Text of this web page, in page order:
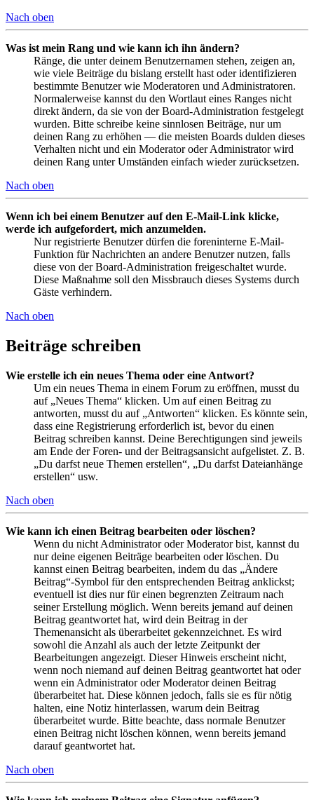
Nach oben
Was ist mein Rang und wie kann ich ihn ändern?
Ränge, die unter deinem Benutzernamen stehen, zeigen an,
wie viele Beiträge du bislang erstellt hast oder identifizieren
bestimmte Benutzer wie Moderatoren und Administratoren.
Normalerweise kannst du den Wortlaut eines Ranges nicht
direkt ändern, da sie von der Board-Administration festgelegt
wurden. Bitte schreibe keine sinnlosen Beiträge, nur um
deinen Rang zu erhöhen — die meisten Boards dulden dieses
Verhalten nicht und ein Moderator oder Administrator wird
deinen Rang unter Umständen einfach wieder zurücksetzen.
Nach oben
Wenn ich bei einem Benutzer auf den E-Mail-Link klicke,
werde ich aufgefordert, mich anzumelden.
Nur registrierte Benutzer dürfen die foreninterne E-Mail-
Funktion für Nachrichten an andere Benutzer nutzen, falls
diese von der Board-Administration freigeschaltet wurde.
Diese Maßnahme soll den Missbrauch dieses Systems durch
Gäste verhindern.
Nach oben
Beiträge schreiben
Wie erstelle ich ein neues Thema oder eine Antwort?
Um ein neues Thema in einem Forum zu eröffnen, musst du
auf „Neues Thema“ klicken. Um auf einen Beitrag zu
antworten, musst du auf „Antworten“ klicken. Es könnte sein,
dass eine Registrierung erforderlich ist, bevor du einen
Beitrag schreiben kannst. Deine Berechtigungen sind jeweils
am Ende der Foren- und der Beitragsansicht aufgelistet. Z. B.
„Du darfst neue Themen erstellen“, „Du darfst Dateianhänge
erstellen“ usw.
Nach oben
Wie kann ich einen Beitrag bearbeiten oder löschen?
Wenn du nicht Administrator oder Moderator bist, kannst du
nur deine eigenen Beiträge bearbeiten oder löschen. Du
kannst einen Beitrag bearbeiten, indem du das „Ändere
Beitrag“-Symbol für den entsprechenden Beitrag anklickst;
eventuell ist dies nur für einen begrenzten Zeitraum nach
seiner Erstellung möglich. Wenn bereits jemand auf deinen
Beitrag geantwortet hat, wird dein Beitrag in der
Themenansicht als überarbeitet gekennzeichnet. Es wird
sowohl die Anzahl als auch der letzte Zeitpunkt der
Bearbeitungen angezeigt. Dieser Hinweis erscheint nicht,
wenn noch niemand auf deinen Beitrag geantwortet hat oder
wenn ein Administrator oder Moderator deinen Beitrag
überarbeitet hat. Diese können jedoch, falls sie es für nötig
halten, eine Notiz hinterlassen, warum dein Beitrag
überarbeitet wurde. Bitte beachte, dass normale Benutzer
einen Beitrag nicht löschen können, wenn bereits jemand
darauf geantwortet hat.
Nach oben